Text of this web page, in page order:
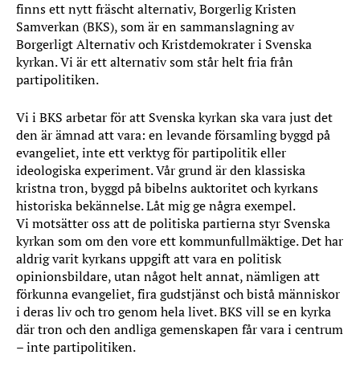
finns ett nytt fräscht alternativ, Borgerlig Kristen
Samverkan (BKS), som är en sammanslagning av
Borgerligt Alternativ och Kristdemokrater i Svenska
kyrkan. Vi är ett alternativ som står helt fria från
partipolitiken.
Vi i BKS arbetar för att Svenska kyrkan ska vara just det
den är ämnad att vara: en levande församling byggd på
evangeliet, inte ett verktyg för partipolitik eller
ideologiska experiment. Vår grund är den klassiska
kristna tron, byggd på bibelns auktoritet och kyrkans
historiska bekännelse. Låt mig ge några exempel.
Vi motsätter oss att de politiska partierna styr Svenska
kyrkan som om den vore ett kommunfullmäktige. Det har
aldrig varit kyrkans uppgift att vara en politisk
opinionsbildare, utan något helt annat, nämligen att
förkunna evangeliet, fira gudstjänst och bistå människor
i deras liv och tro genom hela livet. BKS vill se en kyrka
där tron och den andliga gemenskapen får vara i centrum
– inte partipolitiken.